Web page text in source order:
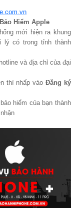
Bảo Hiểm Apple
mới hiện ra khung
có trong tỉnh thành
và địa chỉ của đại
nhấp vào Đăng ký
hiểm của bạn thành